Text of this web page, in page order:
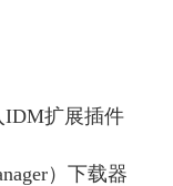
IDM扩展插件
）下载器